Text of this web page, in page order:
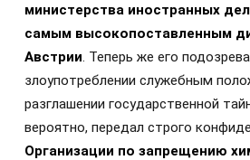
министерства иностранных
самым высокопоставленным
Австрии . Теперь же его
злоупотреблении служебным
разглашении государственной
вероятно, передал строго
Организации по запрещению